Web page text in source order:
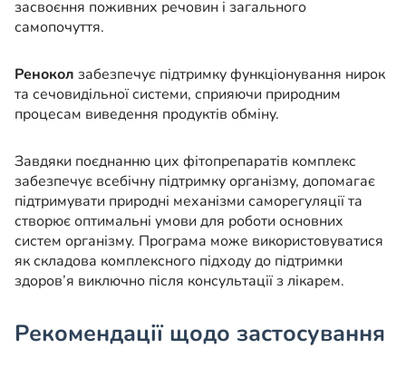
засвоєння поживних речовин і загального
самопочуття.
Ренокол забезпечує підтримку функціонування нирок
та сечовидільної системи, сприяючи природним
процесам виведення продуктів обміну.
Завдяки поєднанню цих фітопрепаратів комплекс
забезпечує всебічну підтримку організму, допомагає
підтримувати природні механізми саморегуляції та
створює оптимальні умови для роботи основних
систем організму. Програма може використовуватися
як складова комплексного підходу до підтримки
здоров’я виключно після консультації з лікарем.
Рекомендації щодо застосування